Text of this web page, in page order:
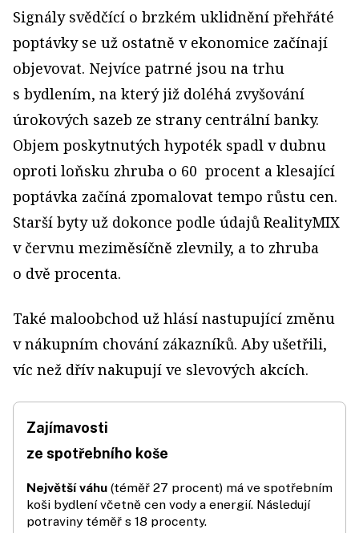
Signály svědčící o brzkém uklidnění přehřáté
poptávky se už ostatně v ekonomice začínají
objevovat. Nejvíce patrné jsou na trhu
s bydlením, na který již doléhá zvyšování
úrokových sazeb ze strany centrální banky.
Objem poskytnutých hypoték spadl v dubnu
oproti loňsku zhruba o 60 procent a klesající
poptávka začíná zpomalovat tempo růstu cen.
Starší byty už dokonce podle údajů RealityMIX
v červnu meziměsíčně zlevnily, a to zhruba
o dvě procenta.
Také maloobchod už hlásí nastupující změnu
v nákupním chování zákazníků. Aby ušetřili,
víc než dřív nakupují ve slevových akcích.
Zajímavosti
ze spotřebního koše
Největší váhu (téměř 27 procent) má ve spotřebním
koši bydlení včetně cen vody a energií. Následují
potraviny téměř s 18 procenty.